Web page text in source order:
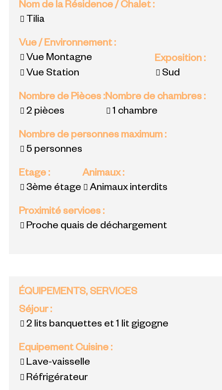
Nom de la Résidence / Chalet:
Tilia
Vue / Environnement:
Vue Montagne
Vue Station
Exposition :
Sud
Nombre de Pièces :
2 pièces
Nombre de chambres :
1 chambre
Nombre de personnes maximum :
5 personnes
Etage :
3ème étage
Animaux:
Animaux interdits
Proximité services :
Proche quais de déchargement
ÉQUIPEMENTS, SERVICES
Séjour:
2 lits banquettes et 1 lit gigogne
Equipement Cuisine :
Lave-vaisselle
Réfrigérateur